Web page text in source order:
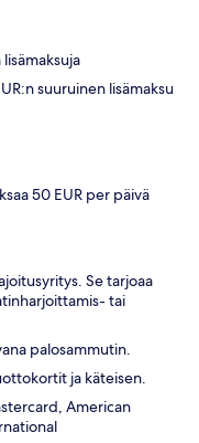
suuruinen lisämaksu
50 EUR per päivä
Se tarjoaa
tai
palosammutin.
ja käteisen.
American